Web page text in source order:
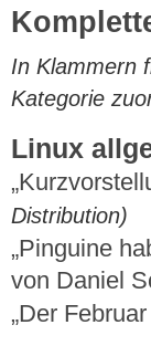
In Klammern
Kategorie
Linux
Distribution)
„Pinguine
von Daniel
„Der